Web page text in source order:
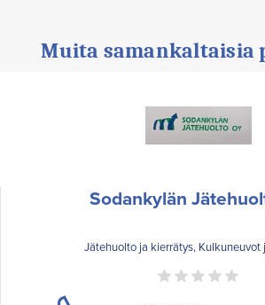
Muita samankaltaisia
Sodankylän
Jätehuolto ja kierrätys, Kulkuneuvot